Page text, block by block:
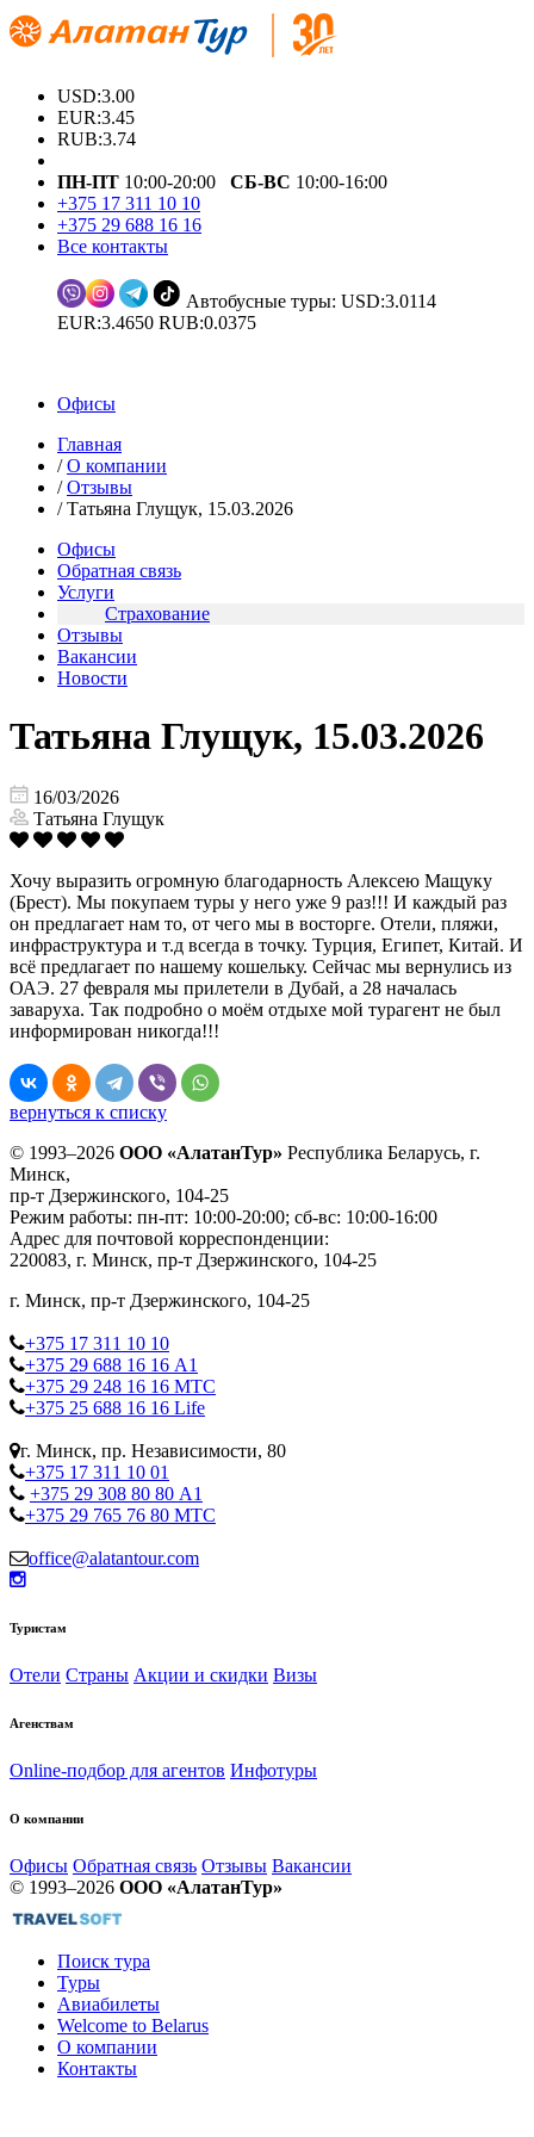
USD:3.00
EUR:3.45
RUB:3.74
ПН-ПТ 10:00-20:00 СБ-ВС 10:00-16:00
+375 17 311 10 10
+375 29 688 16 16
Все контакты
Автобусные туры: USD:3.0114
EUR:3.4650 RUB:0.0375
Офисы
Главная
/О компании
/Отзывы
/Татьяна Глущук, 15.03.2026
Офисы
Обратная связь
Услуги
Страхование
Отзывы
Вакансии
Новости
Татьяна Глущук, 15.03.2026
16/03/2026
Татьяна Глущук
Хочу выразить огромную благодарность Алексею Мащуку
(Брест). Мы покупаем туры у него уже 9 раз!!! И каждый раз
он предлагает нам то, от чего мы в восторге. Отели, пляжи,
инфраструктура и т.д всегда в точку. Турция, Египет, Китай. И
всё предлагает по нашему кошельку. Сейчас мы вернулись из
ОАЭ. 27 февраля мы прилетели в Дубай, а 28 началась
заваруха. Так подробно о моём отдыхе мой турагент не был
информирован никогда!!!
вернуться к списку
© 1993–2026 ООО «АлатанТур» Республика Беларусь, г.
Минск,
пр-т Дзержинского, 104-25
Режим работы: пн-пт: 10:00-20:00; сб-вс: 10:00-16:00
Адрес для почтовой корреспонденции:
220083, г. Минск, пр-т Дзержинского, 104-25
г. Минск, пр-т Дзержинского, 104-25
+375 17 311 10 10
+375 29 688 16 16 А1
+375 29 248 16 16 МТС
+375 25 688 16 16 Life
г. Минск, пр. Независимости, 80
+375 17 311 10 01
+375 29 308 80 80 А1
+375 29 765 76 80 МТС
office@alatantour.com
Туристам
Отели Страны Акции и скидки Визы
Агенствам
Online-подбор для агентов Инфотуры
О компании
Офисы Обратная связь Отзывы Вакансии
© 1993–2026 ООО «АлатанТур»
Поиск тура
Туры
Авиабилеты
Welcome to Belarus
О компании
Контакты